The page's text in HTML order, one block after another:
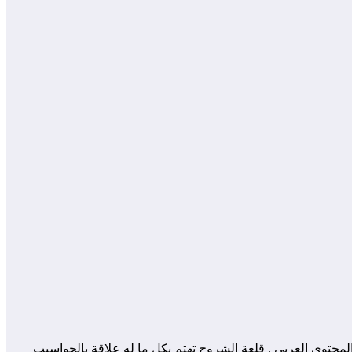
في إثراء و تعزيز المحتوى العربي . قلعة الشروح تهتم بكل ما له علاقة بالحواسيب